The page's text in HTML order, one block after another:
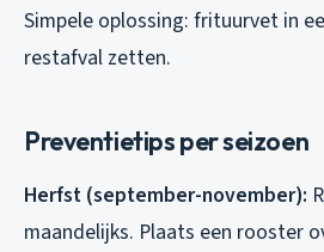
Simpele oplossing: frituurvet in
restafval zetten.
Preventietips per seizoen
Herfst (september-november):
maandelijks. Plaats een rooster